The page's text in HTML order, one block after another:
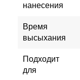
нанесения
Время
высыхания
Подходит
для